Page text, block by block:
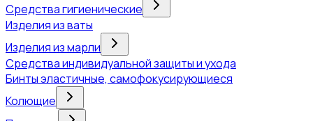
Средства гигиенические
Изделия из ваты
Изделия из марли
Средства индивидуальной защиты и ухода
Бинты эластичные, самофокусирующиеся
Колющие